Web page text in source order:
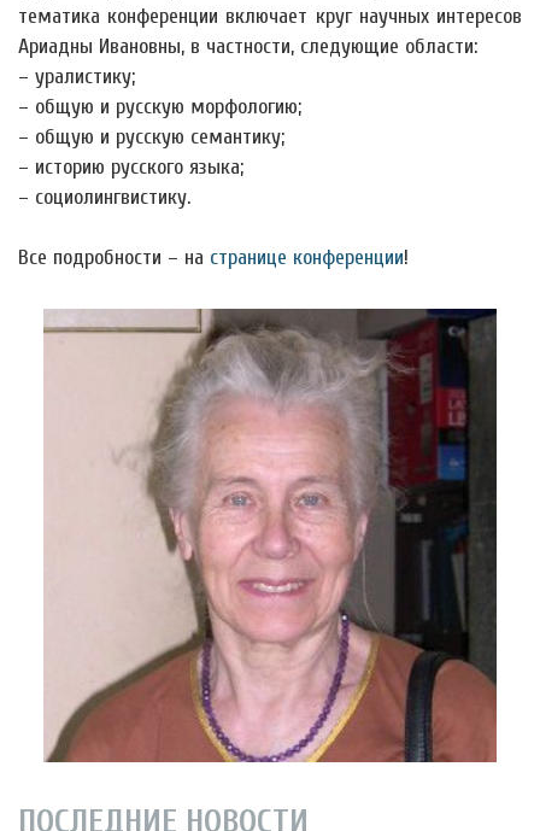
тематика конференции включает круг научных интересов
Ариадны Ивановны, в частности, следующие области:
– уралистику;
– общую и русскую морфологию;
– общую и русскую семантику;
– историю русского языка;
– социолингвистику.
Все подробности – на странице конференции!
ПОСЛЕДНИЕ НОВОСТИ